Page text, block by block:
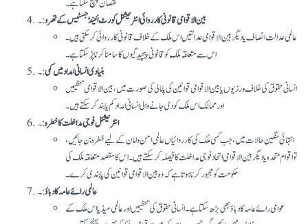
نقصان پہنچ سکتا ہے۔
بین الاقوامی قانونی کارروائی انٹر نیشنل کورٹ ائینڈ جسٹیس کے تھرو:۔
عالمی عدالت انصاف یا دیگر بین الاقوامی عدالتیں اس ملک کے خلاف قانونی کارروائی کر سکتی ہیں۔
اس سے متعلقہ ملک کو قانونی پیچیدگیوں کا سامنا کرنا پڑ سکتا ہے۔
بنیادی انسانی امداد میں کمی:۔
انسانی حقوق کی خلاف ورزیوں یا بین الاقوامی قوانین کی پامالی کی صورت میں، بین الاقوامی تنظیمیں
اور ممالک اس ملک کو دی جانے والی انسانی امداد کم یا بند کر سکتے ہیں۔
انٹرنیشنل فوجی مداخلت کا خطرہ:۔
انتہائی سنگین حالات میں، جب کسی ملک کی کارروائیاں عالمی امن و امان کے لیے خطرہ بن جائیں،
تو اقوام متحدہ یا دیگر بین الاقوامی اتحاد فوجی مداخلت کا فیصلہ کر سکتے ہیں۔ اس کا مقصد متعلقہ ملک کی
حکومت کو مجبور کرنا ہوتا ہے کہ وہ بین الاقوامی قوانین کی پابندی کرے۔
عالمی رائے عامہ کا دباؤ:۔
عوامی رائے عامہ کا دباؤ بھی بڑھ سکتا ہے۔ انسانی حقوق کی تنظیمیں اور عالمی میڈیا اس ملک کے